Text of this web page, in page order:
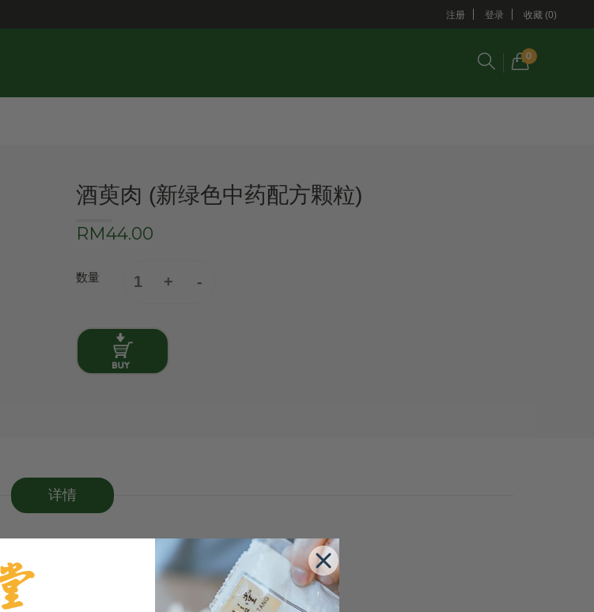
注册 登录 收藏 (0)
0
酒萸肉 (新绿色中药配方颗粒)
RM44.00
数量
详情